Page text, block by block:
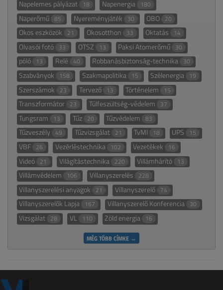
Napelemes pályázat 18 Napenergia 180
Naperőmű 85 Nyereményjáték 30 OBO 20
Okos eszközök 21 Okosotthon 33 Oktatás 14
Olvasói fotó 33 OTSZ 13 Paksi Atomerőmű 30
póló 13 Relé 40 Robbanásbiztonság-technika 30
Szabványok 158 Szakmapolitika 15 Szélenergia 19
Szerszámok 23 Tervező 13 Történelem 15
Transzformátor 23 Túlfeszültség-védelem 37
Tungsram 13 Tűz 20 Tűzvédelem 83
Tűzveszély 49 Tűzvizsgálat 21 TvMI 18 UPS 15
VBF 26 Vezérléstechnika 102 Vezetékek 16
Videó 21 Világítástechnika 220 Villámhárító 13
Villámvédelem 106 Villanyszerelés 228
Villanyszerelési anyagok 21 Villanyszerelő 74
Villanyszerelők Lapja 167 Villanyszerelő Konferencia 30
Vizsgálat 28 VL 110 Zöld energia 16
MÉG TÖBB CÍMKE →